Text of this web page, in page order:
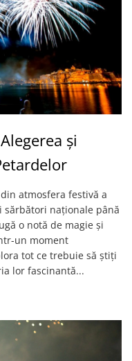
și
atmosfera festivă a
sărbători naționale până
o notă de magie și
un moment
tot ce trebuie să știți
lor fascinantă...